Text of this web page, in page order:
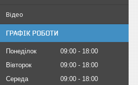
Відео
ГРАФІК РОБОТИ
Понеділок 09:00
18:00
Вівторок
09:00
18:00
Середа
09:00
18:00